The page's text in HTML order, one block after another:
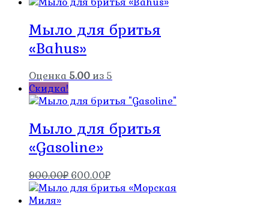
Мыло для бритья
«Bahus»
Оценка 5.00 из 5
Скидка!
Мыло для бритья
«Gasoline»
900.00₽ Первоначальная
цена
600.00₽Текущая
цена: